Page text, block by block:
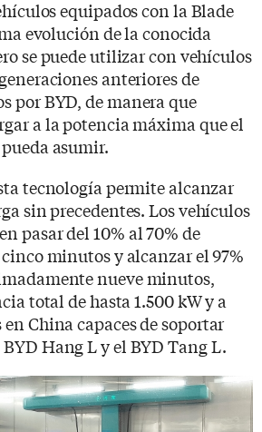
equipados con la Blade
evolución de la conocida
se puede utilizar con vehículos
anteriores de
por BYD, de manera que
a la potencia máxima que el
asumir.
tecnología permite alcanzar
sin precedentes. Los vehículos
pasar del 10% al 70% de
minutos y alcanzar el 97%
nueve minutos,
total de hasta 1.500 kW y a
China capaces de soportar
Hang L y el BYD Tang L.